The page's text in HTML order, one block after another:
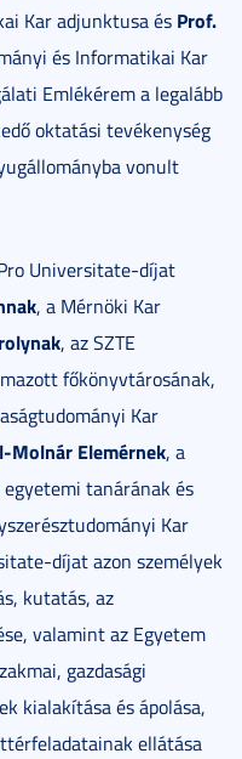
Kar adjunktusa és Prof.
és Informatikai Kar
Emlékérem a legalább
oktatási tevékenység
vonult
Universitate-díjat
, a Mérnöki Kar
, az SZTE
főkönyvtárosának,
Kar
Molnár Elemérnek, a
tanárának és
Kar
díjat azon személyek
kutatás, az
valamint az Egyetem
gazdasági
kialakítása és ápolása,
ellátása